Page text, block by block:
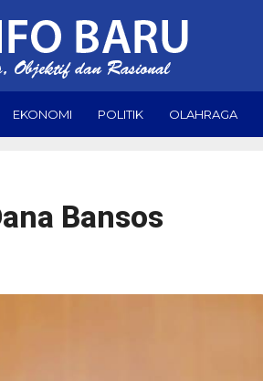
EKONOMI POLITIK OLAHRAGA
Bansos